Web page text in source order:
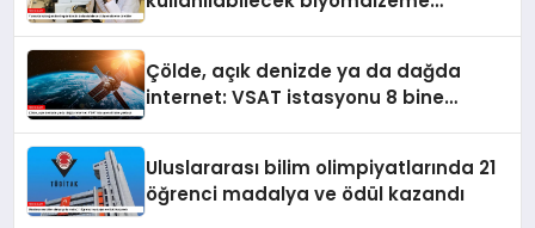
Çölde, açık denizde ya da dağda
internet: VSAT istasyonu 8 bine
Uluslararası bilim olimpiyatlarında 21
öğrenci madalya ve ödül kazandı